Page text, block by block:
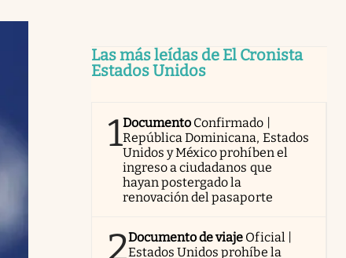
Las más leídas de El Cronista
Estados Unidos
1Documento Confirmado |
República Dominicana, Estados
Unidos y México prohíben el
ingreso a ciudadanos que
hayan postergado la
renovación del pasaporte
2Documento de viaje Oficial |
Estados Unidos prohíbe la